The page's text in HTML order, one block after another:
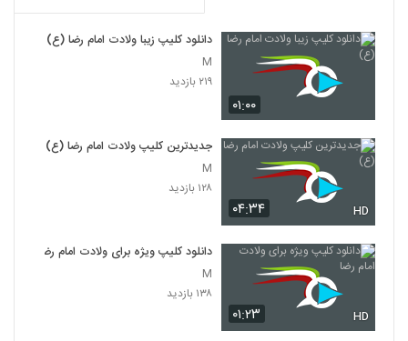
۰۱:۰۰
دانلود کلیپ زیبا ولادت امام رضا (ع)
M
۲۱۹ بازدید
۰۴:۳۴ HD
جدیدترین کلیپ ولادت امام رضا (ع)
M
۱۲۸ بازدید
۰۱:۲۳ HD
دانلود کلیپ ویژه برای ولادت امام رضا
M
۱۳۸ بازدید